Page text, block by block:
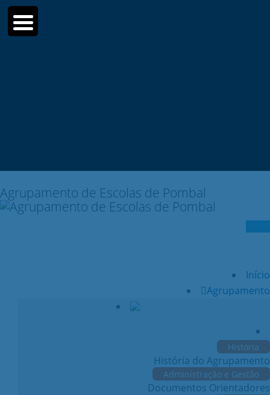
for:
Agrupamento de Escolas de Pombal
Início
Agrupamento
História
História do Agrupamento
Administração e Gestão
Documentos Orientadores